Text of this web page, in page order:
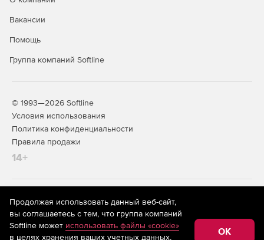
Вакансии
Помощь
Группа компаний Softline
© 1993—2026 Softline
Условия использования
Политика конфиденциальности
Правила продажи
14+
На информационном ресурсе store.softline.ru применяются
рекомендательные технологии
(информационные технологии
предоставления информации на основе сбора,
систематизации и анализа сведений, относящихся к
предпочтениям пользователей сети «Интернет»,
Продолжая использовать данный веб-сайт,
вы соглашаетесь с тем, что группа компаний
Softline может использовать файлы «cookie»
в целях хранения ваших учетных данных,
OK